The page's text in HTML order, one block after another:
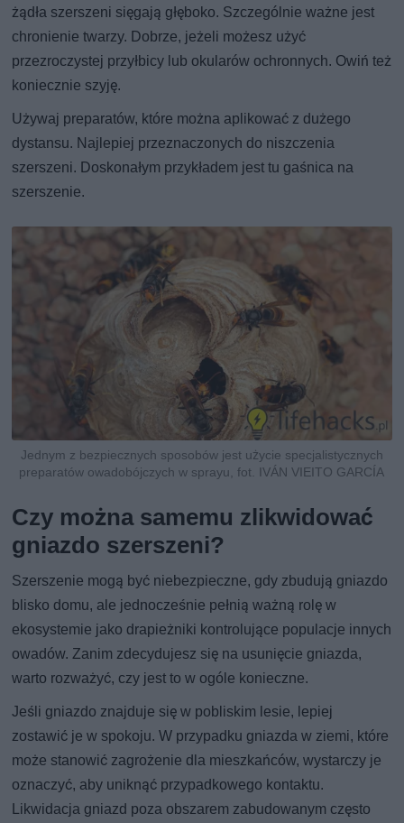
żądła szerszeni sięgają głęboko. Szczególnie ważne jest
chronienie twarzy. Dobrze, jeżeli możesz użyć
przezroczystej przyłbicy lub okularów ochronnych. Owiń też
koniecznie szyję.
Używaj preparatów, które można aplikować z dużego
dystansu. Najlepiej przeznaczonych do niszczenia
szerszeni. Doskonałym przykładem jest tu gaśnica na
szerszenie.
Jednym z bezpiecznych sposobów jest użycie specjalistycznych
preparatów owadobójczych w sprayu, fot. IVÁN VIEITO GARCÍA
Czy można samemu zlikwidować
gniazdo szerszeni?
Szerszenie mogą być niebezpieczne, gdy zbudują gniazdo
blisko domu, ale jednocześnie pełnią ważną rolę w
ekosystemie jako drapieżniki kontrolujące populacje innych
owadów. Zanim zdecydujesz się na usunięcie gniazda,
warto rozważyć, czy jest to w ogóle konieczne.
Jeśli gniazdo znajduje się w pobliskim lesie, lepiej
zostawić je w spokoju. W przypadku gniazda w ziemi, które
może stanowić zagrożenie dla mieszkańców, wystarczy je
oznaczyć, aby uniknąć przypadkowego kontaktu.
Likwidacja gniazd poza obszarem zabudowanym często